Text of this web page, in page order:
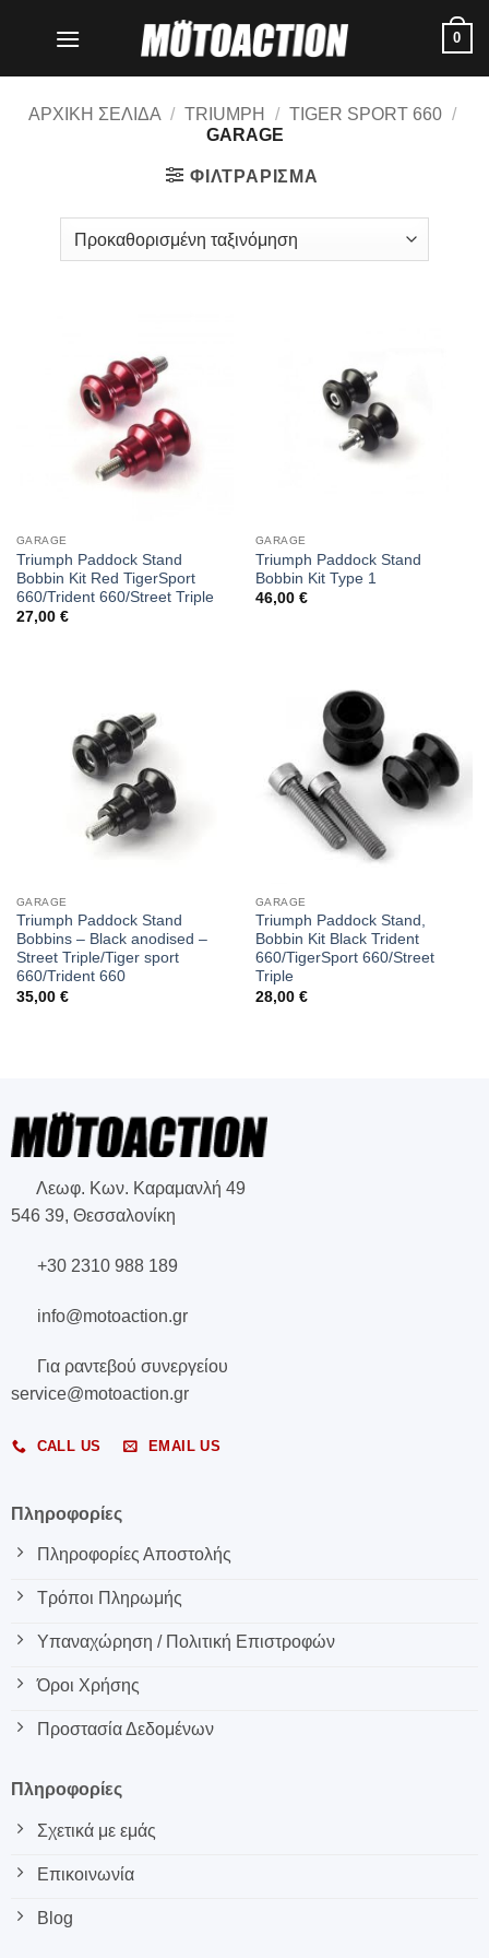
0
ΑΡΧΙΚΗ ΣΕΛΙΔΑ / TRIUMPH / TIGER SPORT 660 /
GARAGE
ΦΙΛΤΡΑΡΙΣΜΑ
GARAGE
Triumph Paddock Stand
Bobbin Kit Red TigerSport
660/Trident 660/Street Triple
27,00 €
GARAGE
Triumph Paddock Stand
Bobbin Kit Type 1
46,00 €
GARAGE
Triumph Paddock Stand
Bobbins – Black anodised –
Street Triple/Tiger sport
660/Trident 660
35,00 €
GARAGE
Triumph Paddock Stand,
Bobbin Kit Black Trident
660/TigerSport 660/Street
Triple
28,00 €
Λεωφ. Κων. Καραμανλή 49
546 39, Θεσσαλονίκη
+30 2310 988 189
info@motoaction.gr
Για ραντεβού συνεργείου
service@motoaction.gr
CALL US EMAIL US
Πληροφορίες
Πληροφορίες Αποστολής
Τρόποι Πληρωμής
Υπαναχώρηση / Πολιτική Επιστροφών
Όροι Χρήσης
Προστασία Δεδομένων
Πληροφορίες
Σχετικά με εμάς
Επικοινωνία
Blog